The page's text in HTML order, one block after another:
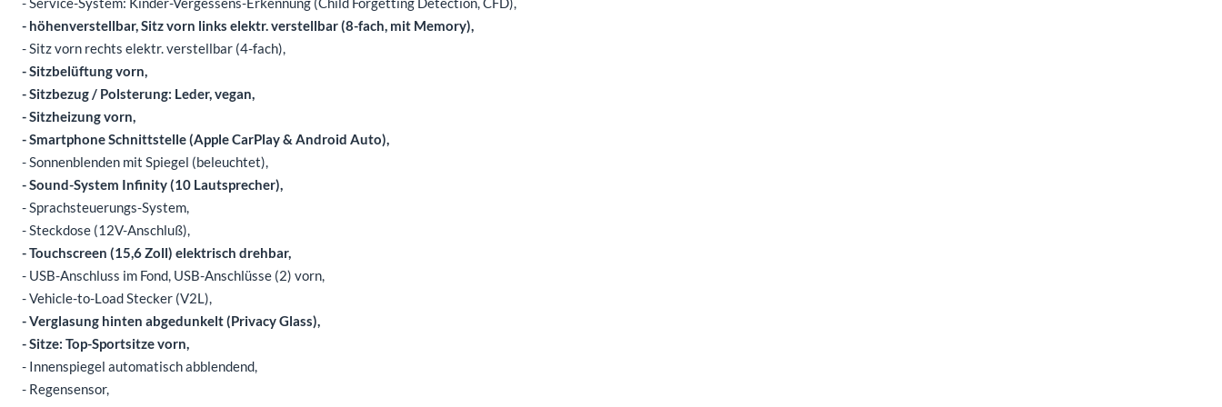
- höhenverstellbar, Sitz vorn links elektr. verstellbar (8-fach, mit Memory),
- Sitz vorn rechts elektr. verstellbar (4-fach),
- Sitzbelüftung vorn,
- Sitzbezug / Polsterung: Leder, vegan,
- Sitzheizung vorn,
- Smartphone Schnittstelle (Apple CarPlay & Android Auto),
- Sonnenblenden mit Spiegel (beleuchtet),
- Sound-System Infinity (10 Lautsprecher),
- Sprachsteuerungs-System,
- Steckdose (12V-Anschluß),
- Touchscreen (15,6 Zoll) elektrisch drehbar,
- USB-Anschluss im Fond, USB-Anschlüsse (2) vorn,
- Vehicle-to-Load Stecker (V2L),
- Verglasung hinten abgedunkelt (Privacy Glass),
- Sitze: Top-Sportsitze vorn,
- Innenspiegel automatisch abblendend,
- Regensensor,